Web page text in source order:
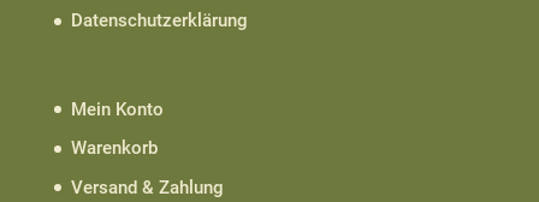
Datenschutzerklärung
Mein Konto
Warenkorb
Versand & Zahlung